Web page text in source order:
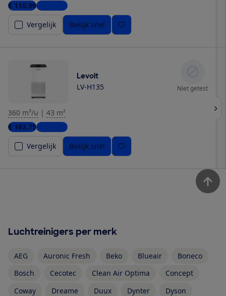
€ 110,992 winkels
Vergelijk
Bekijk snel
Levoit
LV-H135 Niet getest
360 m³/u | 43 m²
€ 163,752 winkels
Vergelijk
Bekijk snel
Luchtreinigers per merk
AEG Auronic Fresh Beko Blueair
Boneco
Bosch
Cecotec Clean Air Optima
Concept
Coway
Dreame Duux Dynter
Dyson